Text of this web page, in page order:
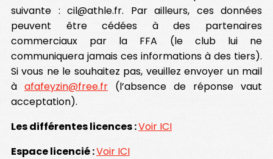
suivante : cil@athle.fr. Par ailleurs, ces données
peuvent être cédées à des partenaires
commerciaux par la FFA (le club lui ne
communiquera jamais ces informations à des tiers).
Si vous ne le souhaitez pas, veuillez envoyer un mail
à afafeyzin@free.fr (l’absence de réponse vaut
acceptation).
Les différentes licences :Voir ICI
Espace licencié :Voir ICI